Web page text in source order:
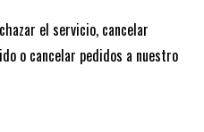
el servicio, cancelar
o cancelar pedidos a nuestro